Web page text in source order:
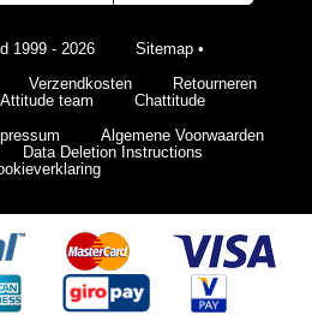
1999 - 2026 Sitemap •
Verzendkosten
Retourneren
Attitude team
Chattitude
Algemene Voorwaarden
Data Deletion Instructions